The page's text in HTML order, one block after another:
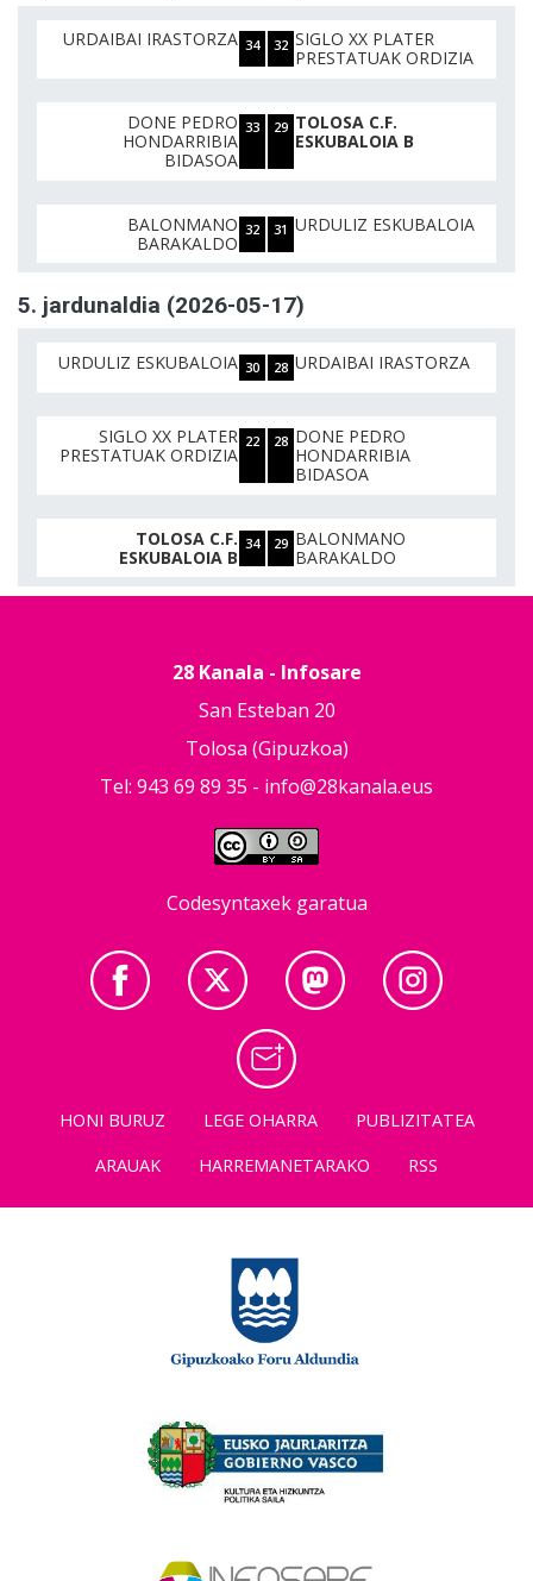
URDAIBAI IRASTORZA 34 32 SIGLO XX PLATER
PRESTATUAK ORDIZIA
DONE PEDRO
HONDARRIBIA
BIDASOA
33 29 TOLOSA C.F.
ESKUBALOIA B
BALONMANO
BARAKALDO
32 31 URDULIZ ESKUBALOIA
5. jardunaldia (2026-05-17)
URDULIZ ESKUBALOIA 30 28 URDAIBAI IRASTORZA
SIGLO XX PLATER
PRESTATUAK ORDIZIA
22 28 DONE PEDRO
HONDARRIBIA
BIDASOA
TOLOSA C.F.
ESKUBALOIA B
34 29 BALONMANO
BARAKALDO
28 Kanala - Infosare
San Esteban 20
Tolosa (Gipuzkoa)
Tel: 943 69 89 35 - info@28kanala.eus
Codesyntaxek garatua
HONI BURUZ LEGE OHARRA
PUBLIZITATEA
ARAUAK
HARREMANETARAKO RSS